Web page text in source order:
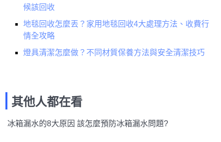
候該回收
地毯回收怎麼丟？家用地毯回收4大處理方法、收費行
情全攻略
燈具清潔怎麼做？不同材質保養方法與安全清潔技巧
其他人都在看
冰箱漏水的8大原因 該怎麼預防冰箱漏水問題?